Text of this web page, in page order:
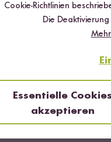
sind, das Ei halbieren
dem Mais toppen. Je
Cookie-Richtlinien
Die
Essentielle Cookies
akzeptieren